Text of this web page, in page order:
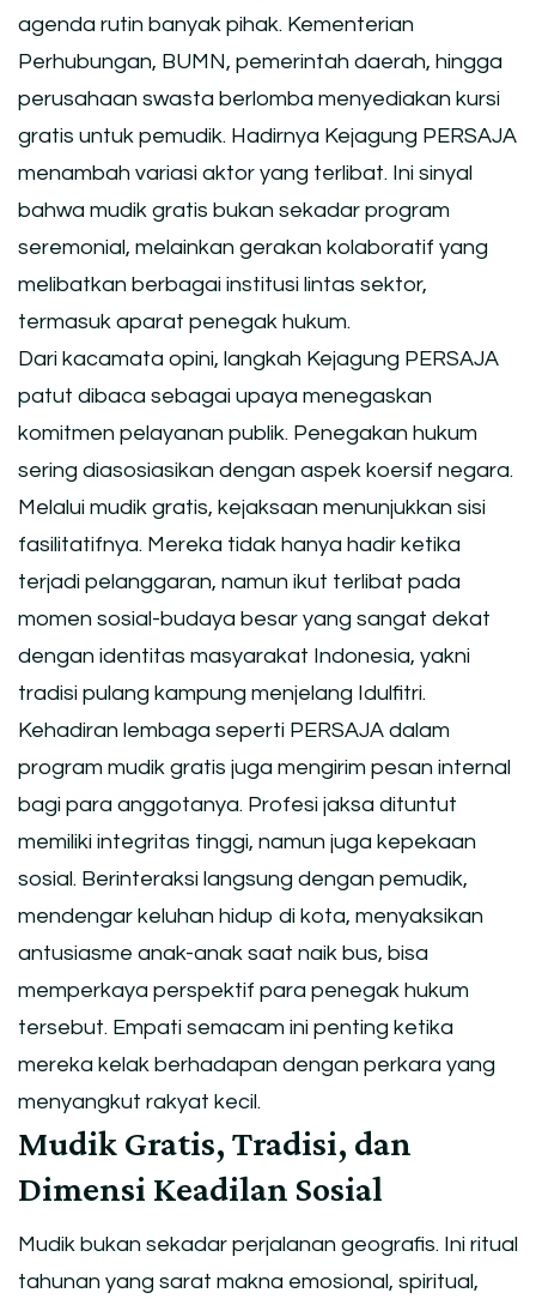
agenda rutin banyak pihak. Kementerian
Perhubungan, BUMN, pemerintah daerah, hingga
perusahaan swasta berlomba menyediakan kursi
gratis untuk pemudik. Hadirnya Kejagung PERSAJA
menambah variasi aktor yang terlibat. Ini sinyal
bahwa mudik gratis bukan sekadar program
seremonial, melainkan gerakan kolaboratif yang
melibatkan berbagai institusi lintas sektor,
termasuk aparat penegak hukum.
Dari kacamata opini, langkah Kejagung PERSAJA
patut dibaca sebagai upaya menegaskan
komitmen pelayanan publik. Penegakan hukum
sering diasosiasikan dengan aspek koersif negara.
Melalui mudik gratis, kejaksaan menunjukkan sisi
fasilitatifnya. Mereka tidak hanya hadir ketika
terjadi pelanggaran, namun ikut terlibat pada
momen sosial-budaya besar yang sangat dekat
dengan identitas masyarakat Indonesia, yakni
tradisi pulang kampung menjelang Idulfitri.
Kehadiran lembaga seperti PERSAJA dalam
program mudik gratis juga mengirim pesan internal
bagi para anggotanya. Profesi jaksa dituntut
memiliki integritas tinggi, namun juga kepekaan
sosial. Berinteraksi langsung dengan pemudik,
mendengar keluhan hidup di kota, menyaksikan
antusiasme anak-anak saat naik bus, bisa
memperkaya perspektif para penegak hukum
tersebut. Empati semacam ini penting ketika
mereka kelak berhadapan dengan perkara yang
menyangkut rakyat kecil.
Mudik Gratis, Tradisi, dan
Dimensi Keadilan Sosial
Mudik bukan sekadar perjalanan geografis. Ini ritual
tahunan yang sarat makna emosional, spiritual,